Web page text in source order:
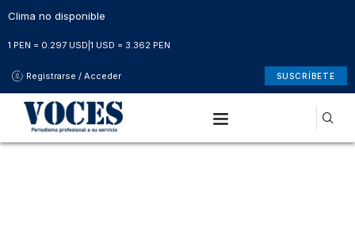
Clima no disponible
1 PEN = 0.297 USD 1 USD = 3.362 PEN
Registrarse / Acceder SUSCRÍBETE